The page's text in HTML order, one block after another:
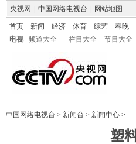
央视网 中国网络电视台 网站地图
首页 新闻 经济 体育 综艺 春晚
电视
频道大全 栏目大全 节目大全
中国网络电视台 > 新闻台 > 新闻中心 >
塑